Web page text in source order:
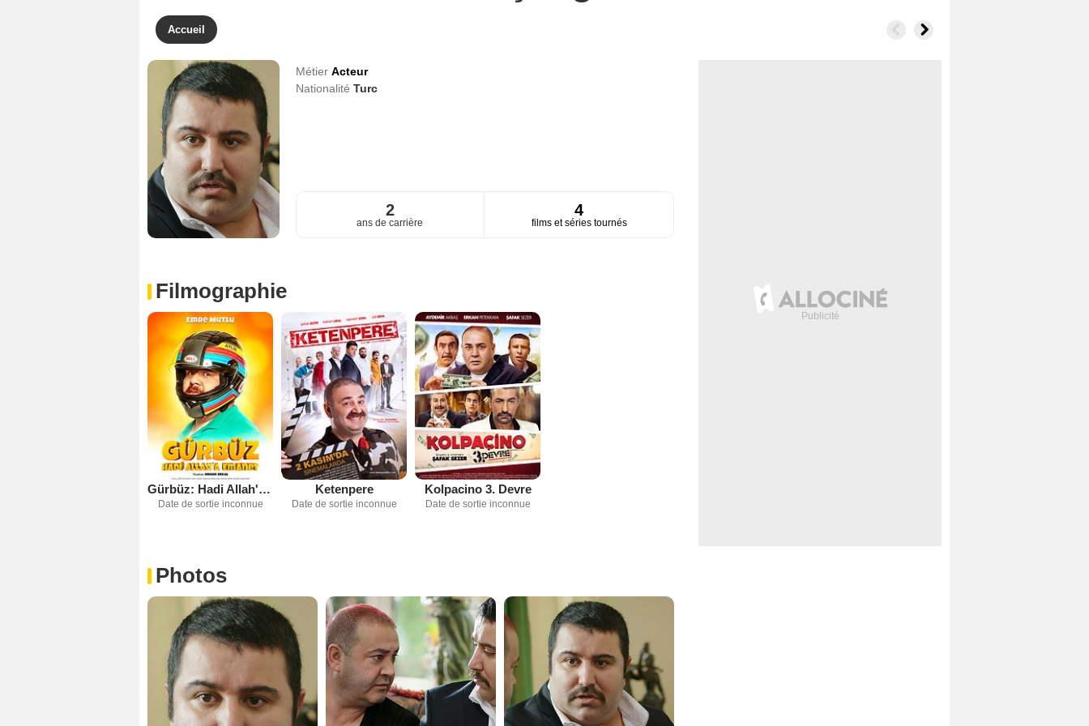
Accueil
Métier Acteur
Nationalité Turc
2
ans de carrière
4
films et séries tournés
Filmographie
Gürbüz: Hadi Allah'a Emanet
Date de sortie inconnue
Ketenpere
Date de sortie inconnue
Kolpacino 3. Devre
Date de sortie inconnue
Photos